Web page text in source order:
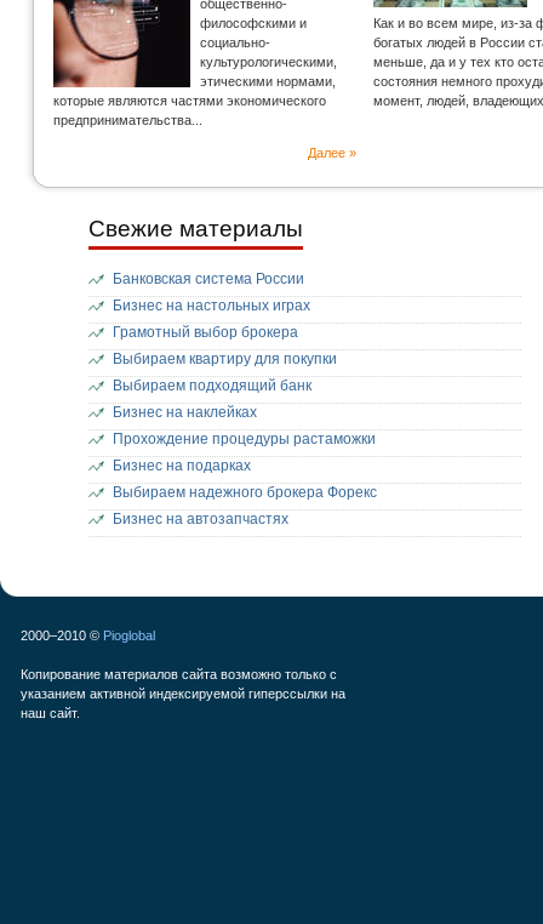
общественно-
философскими и
социально-
культурологическими,
этическими нормами,
которые являются частями экономического
предпринимательства...
Далее »
Как и во всем мире, из-за
богатых людей в России
меньше, да и у тех кто
состояния немного
момент, людей, владеющих
Свежие материалы
Банковская система России
Бизнес на настольных играх
Грамотный выбор брокера
Выбираем квартиру для покупки
Выбираем подходящий банк
Бизнес на наклейках
Прохождение процедуры растаможки
Бизнес на подарках
Выбираем надежного брокера Форекс
Бизнес на автозапчастях
2000–2010 © Pioglobal
Копирование материалов сайта возможно только с
указанием активной индексируемой гиперссылки на
наш сайт.